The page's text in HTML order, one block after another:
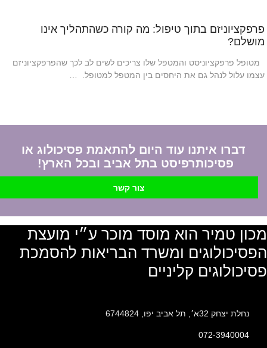
פרפקציוניזם בתוך טיפול: מה קורה כשהתהליך אינו
מושלם?
מטופל פרפקציוניסט והמטפל שלו צריכים לשים לב לכך שהפרפקציוניזם
עצמו עלול לנהל גם את היחסים בין המטפל למטופל. …
דברו איתנו עוד היום להתאמת פסיכולוג או
פסיכותרפיסט בתל אביב ובכל הארץ!
צור קשר
מכון טמיר הוא מוסד מוכר ע״י מועצת
הפסיכולוגים ומשרד הבריאות להסמכת
פסיכולוגים קליניים
נחלת יצחק 32א׳, תל אביב יפו, 6744824
072-3940004